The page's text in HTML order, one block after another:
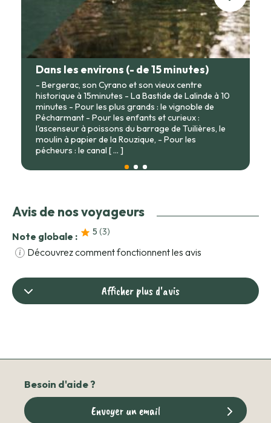
Dans les environs (- de 15 minutes)
- Bergerac, son Cyrano et son vieux centre
historique à 15minutes - La Bastide de Lalinde à 10
minutes - Pour les plus grands : le vignoble de
Pécharmant - Pour les enfants et curieux :
l'ascenseur à poissons du barrage de Tuilières, le
moulin à papier de la Rouzique, - Pour les
pécheurs : le canal [ ... ]
Avis de nos voyageurs
Note globale : 5 (3)
Découvrez comment fonctionnent les avis
Afficher plus d'avis
Besoin d'aide ?
Envoyer un email